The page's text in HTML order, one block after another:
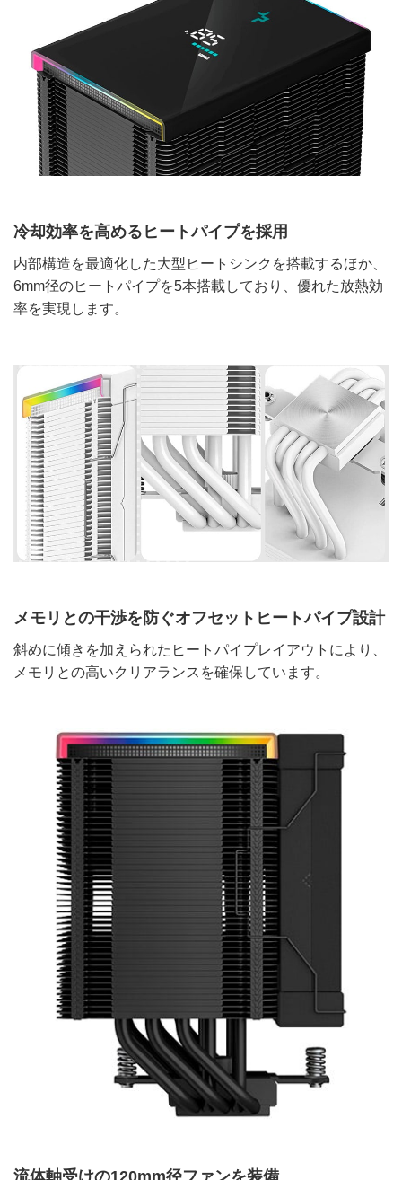
冷却効率を高めるヒートパイプを採用
内部構造を最適化した大型ヒートシンクを搭載するほか、
6mm径のヒートパイプを5本搭載しており、優れた放熱効
率を実現します。
メモリとの干渉を防ぐオフセットヒートパイプ設計
斜めに傾きを加えられたヒートパイプレイアウトにより、
メモリとの高いクリアランスを確保しています。